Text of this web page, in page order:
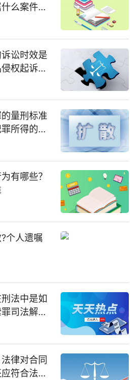
么案件？
什么？
讼时效是
权起诉流
量刑标准
所得的犯
有哪些？
个人遗嘱
法中是如
司法解释
律对合同
符合法律